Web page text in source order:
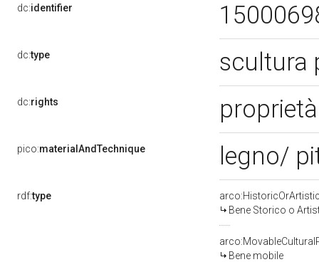
dc:identifier
dc:type scultura
dc:rights
pico:materialAndTechnique legno/
rdf:type
Bene Storico o
Bene mobile